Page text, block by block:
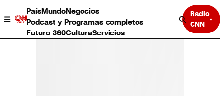
PaísMundoNegocios
Podcast y Programas completos
Futuro 360CulturaServicios
Radio
CNN